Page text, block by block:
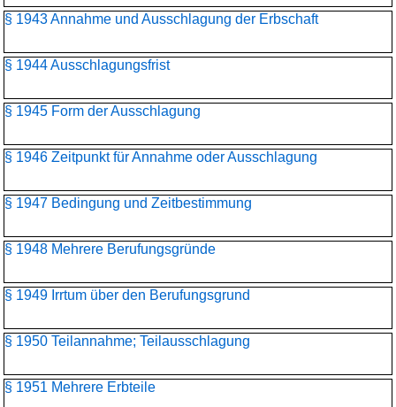
§ 1943 Annahme und Ausschlagung der Erbschaft
§ 1944 Ausschlagungsfrist
§ 1945 Form der Ausschlagung
§ 1946 Zeitpunkt für Annahme oder Ausschlagung
§ 1947 Bedingung und Zeitbestimmung
§ 1948 Mehrere Berufungsgründe
§ 1949 Irrtum über den Berufungsgrund
§ 1950 Teilannahme; Teilausschlagung
§ 1951 Mehrere Erbteile